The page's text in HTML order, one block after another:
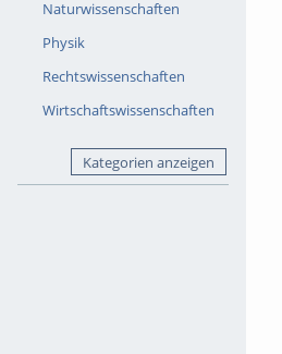
Naturwissenschaften
Physik
Rechtswissenschaften
Wirtschaftswissenschaften
Kategorien anzeigen